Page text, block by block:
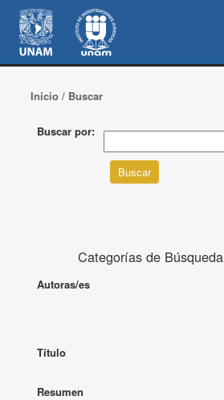
Inicio/ Buscar
Buscar por:
Categorías de Búsqueda
Autoras/es
Título
Resumen